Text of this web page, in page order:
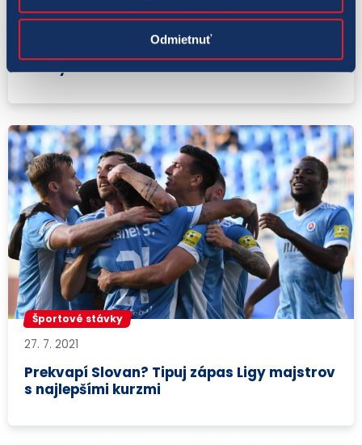
Odmietnuť
Slovensko má zlato! Strelkyňa Z. Rehák
Štefečeková získala pre našu krajinu prvý
cenný kov v Tok ...
Športové stávky
27. 7. 2021
Prekvapí Slovan? Tipuj zápas Ligy majstrov
s najlepšími kurzmi